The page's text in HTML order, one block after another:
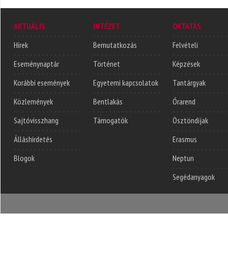
AKTUÁLIS
Hírek
Eseménynaptár
Korábbi események
Közlemények
Sajtóvisszhang
Álláshirdetés
Blogok
INTÉZET
Bemutatkozás
Történet
Egyetemi kapcsolatok
Bentlakás
Támogatók
OKTATÁS
Felvételi
Képzések
Tantárgyak
Órarend
Ösztöndíjak
Erasmus
Neptun
Segédanyagok